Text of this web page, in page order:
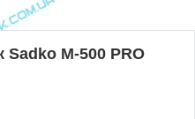
M-500 PRO